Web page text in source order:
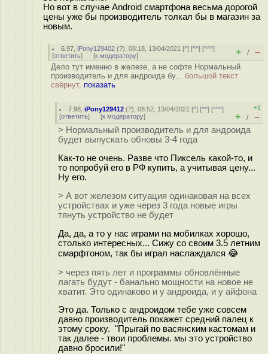
Но вот в случае Android смартфона весьма дорогой
цены уже бы производитель толкал бы в магазин за
новым.
6.97 ,iPony129402 (?), 08:18, 13/04/2021 [^] [^^] [^^^]
[ответить] [к модератору] + / –
Дело тут именно в железе, а не софте Нормальный
производитель и для андроида бу... большой текст
свёрнут, показать
7.98 ,iPony129412 (?), 08:52, 13/04/2021 [^] [^^] [^^^]
[ответить] [к модератору]
+1
+ / –
> Нормальный производитель и для андроида
будет выпускать обновы 3-4 года
Как-то не очень. Разве что Пиксель какой-то, и
то попробуй его в РФ купить, а учитывая цену...
Ну его.
> А вот железом ситуация одинаковая на всех
устройствах и уже через 3 года новые игры
тянуть устройство не будет
Да, да, а то у нас играми на мобилках хорошо,
столько интересных... Сижу со своим 3.5 летним
смарфтоном, так бы играл наслаждался 😂
> через пять лет и программы обновлённые
лагать будут - банально мощности на новое не
хватит. Это одинаково и у андроида, и у айфона
Это да. Только с андроидом тебе уже совсем
давно производитель покажет средний палец к
этому cроку. "Прыгай по васянским кастомам и
так далее - твои проблемы. мы это устройство
давно бросили!"